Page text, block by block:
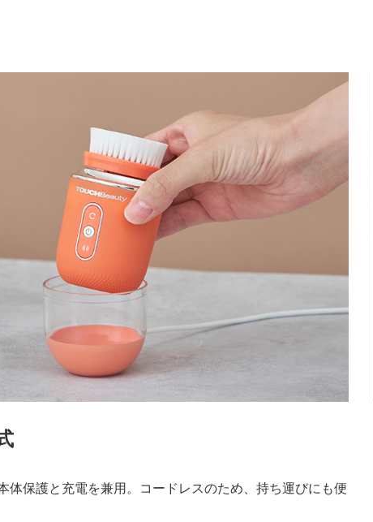
体保護と充電を兼用。コードレスのため、持ち運びにも便